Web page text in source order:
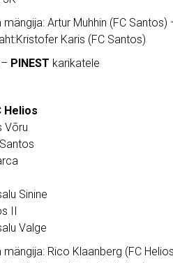
mängija: Artur Muhhin (FC
Karis (FC Santos)
PINEST karikatele
Helios
Võru
Sinine
II
Valge
mängija: Rico Klaanberg (FC